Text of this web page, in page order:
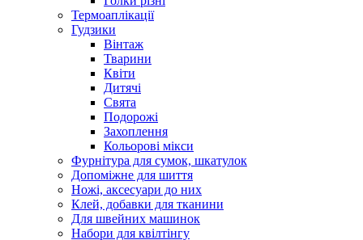
Термоаплікації
Гудзики
Вінтаж
Тварини
Квіти
Дитячі
Свята
Подорожі
Захоплення
Кольорові мікси
Фурнітура для сумок, шкатулок
Допоміжне для шиття
Ножі, аксесуари до них
Клей, добавки для тканини
Для швейних машинок
Набори для квілтінгу